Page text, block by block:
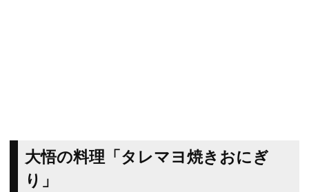
大悟の料理「タレマヨ焼きおにぎ
り」